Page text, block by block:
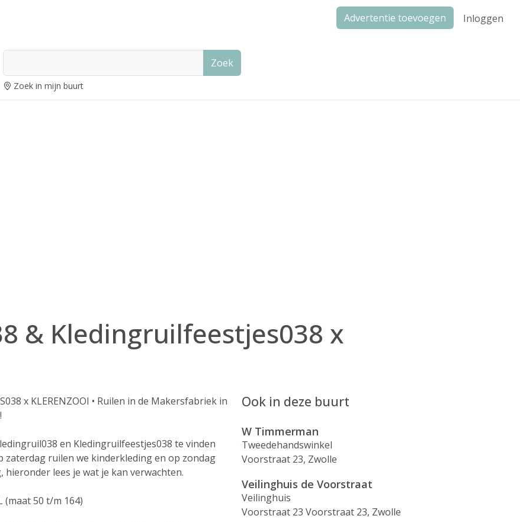
Advertentie toevoegen Inloggen
Zoek
Zoek in mijn buurt
& Kledingruilfeestjes038 x
x KLERENZOOI • Ruilen in de Makersfabriek in
en Kledingruilfeestjes038 te vinden
zaterdag ruilen we kinderkleding en op zondag
lees je wat je kan verwachten.
(maat 50 t/m 164)
Ook in deze buurt
W Timmerman
Tweedehandswinkel
Voorstraat 23, Zwolle
Veilinghuis de Voorstraat
Veilinghuis
Voorstraat 23 Voorstraat 23, Zwolle